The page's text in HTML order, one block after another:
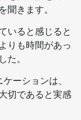
聞きます。
いると感じると
りも時間があっ
た。
ーションは、
切であると実感